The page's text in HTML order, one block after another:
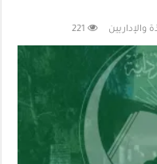
والإداريين 221